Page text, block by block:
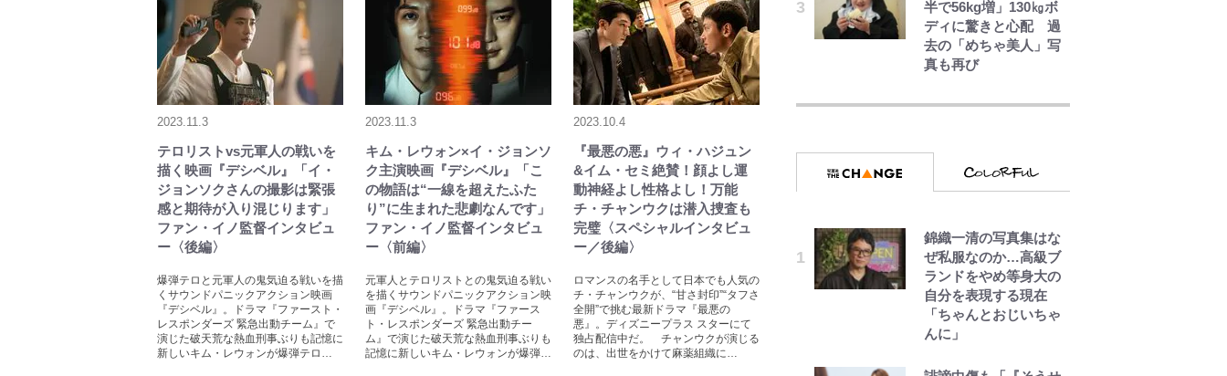
2023.11.3
テロリストvs元軍人の戦いを
描く映画『デシベル』「イ・
ジョンソクさんの撮影は緊張
感と期待が入り混じります」
ファン・イノ監督インタビュ
ー〈後編〉
爆弾テロと元軍人の鬼気迫る戦いを描
くサウンドパニックアクション映画
『デシベル』。ドラマ『ファースト・
レスポンダーズ 緊急出動チーム』で
演じた破天荒な熱血刑事ぶりも記憶に
新しいキム・レウォンが爆弾テロ…
2023.11.3
キム・レウォン×イ・ジョンソ
ク主演映画『デシベル』「こ
の物語は“一線を超えたふた
り”に生まれた悲劇なんです」
ファン・イノ監督インタビュ
ー〈前編〉
元軍人とテロリストとの鬼気迫る戦い
を描くサウンドパニックアクション映
画『デシベル』。ドラマ『ファース
ト・レスポンダーズ 緊急出動チー
ム』で演じた破天荒な熱血刑事ぶりも
記憶に新しいキム・レウォンが爆弾…
2023.10.4
『最悪の悪』ウィ・ハジュン
&イム・セミ絶賛！顔よし運
動神経よし性格よし！万能
チ・チャンウクは潜入捜査も
完璧〈スペシャルインタビュ
ー／後編〉
ロマンスの名手として日本でも人気の
チ・チャンウクが、“甘さ封印”“タフさ
全開”で挑む最新ドラマ『最悪の
悪』。ディズニープラス スターにて
独占配信中だ。 チャンウクが演じる
のは、出世をかけて麻薬組織に…
年3月の会長選】(3)
半で56kg増」130㎏ボ
ディに驚きと心配 過
去の「めちゃ美人」写
真も再び
第2シーズンのコラボが
うしかない！」
ジャンルはそろそろ終
わりかな」江口寿史が
炎上を経て樋口毅宏に
語ったこと
『ONE PIECE』今後の
錦織一清の写真集はな
ぜ私服なのか…高級ブ
ランドをやめ等身大の
自分を表現する現在
「ちゃんとおじいちゃ
んに」